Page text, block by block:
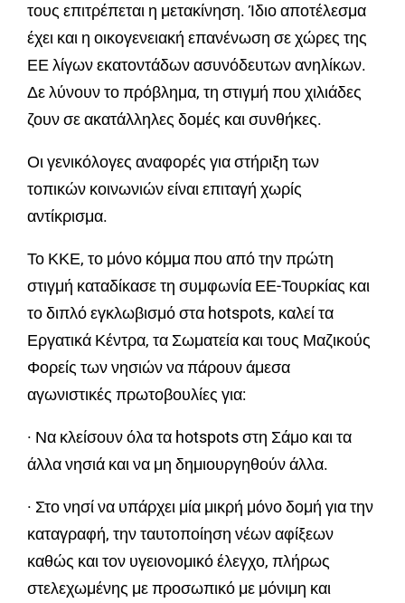
τους επιτρέπεται η μετακίνηση. Ίδιο αποτέλεσμα
έχει και η οικογενειακή επανένωση σε χώρες της
ΕΕ λίγων εκατοντάδων ασυνόδευτων ανηλίκων.
Δε λύνουν το πρόβλημα, τη στιγμή που χιλιάδες
ζουν σε ακατάλληλες δομές και συνθήκες.
Οι γενικόλογες αναφορές για στήριξη των
τοπικών κοινωνιών είναι επιταγή χωρίς
αντίκρισμα.
Το ΚΚΕ, το μόνο κόμμα που από την πρώτη
στιγμή καταδίκασε τη συμφωνία ΕΕ-Τουρκίας και
το διπλό εγκλωβισμό στα hotspots, καλεί τα
Εργατικά Κέντρα, τα Σωματεία και τους Μαζικούς
Φορείς των νησιών να πάρουν άμεσα
αγωνιστικές πρωτοβουλίες για:
· Να κλείσουν όλα τα hotspots στη Σάμο και τα
άλλα νησιά και να μη δημιουργηθούν άλλα.
· Στο νησί να υπάρχει μία μικρή μόνο δομή για την
καταγραφή, την ταυτοποίηση νέων αφίξεων
καθώς και τον υγειονομικό έλεγχο, πλήρως
στελεχωμένης με προσωπικό με μόνιμη και